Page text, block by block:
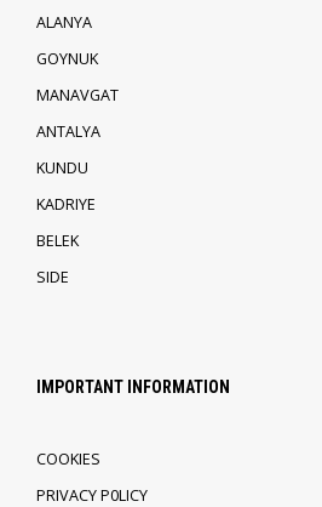
ALANYA
GOYNUK
MANAVGAT
ANTALYA
KUNDU
KADRIYE
BELEK
SIDE
IMPORTANT INFORMATION
COOKIES
PRIVACY P0LICY